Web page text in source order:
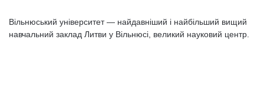
Вільнюський університет — найдавніший і найбільший вищий
навчальний заклад Литви у Вільнюсі, великий науковий центр.